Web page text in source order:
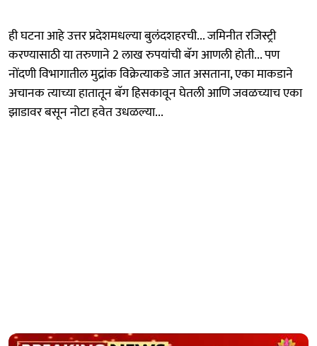
ही घटना आहे उत्तर प्रदेशमधल्या बुलंदशहरची... जमिनीत रजिस्ट्री
करण्यासाठी या तरुणाने 2 लाख रुपयांची बॅग आणली होती... पण
नोंदणी विभागातील मुद्रांक विक्रेत्याकडे जात असताना, एका माकडाने
अचानक त्याच्या हातातून बॅग हिसकावून घेतली आणि जवळच्याच एका
झाडावर बसून नोटा हवेत उधळल्या...